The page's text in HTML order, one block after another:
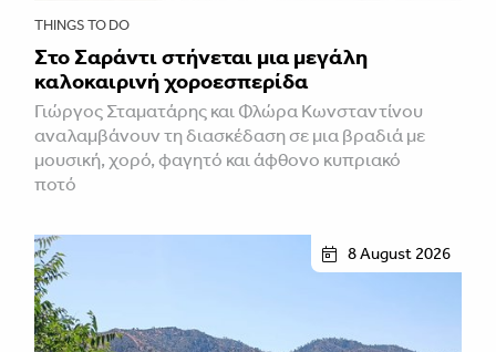
THINGS TO DO
Στο Σαράντι στήνεται μια μεγάλη
καλοκαιρινή χοροεσπερίδα
Γιώργος Σταματάρης και Φλώρα Κωνσταντίνου
αναλαμβάνουν τη διασκέδαση σε μια βραδιά με
μουσική, χορό, φαγητό και άφθονο κυπριακό
ποτό
8 August 2026